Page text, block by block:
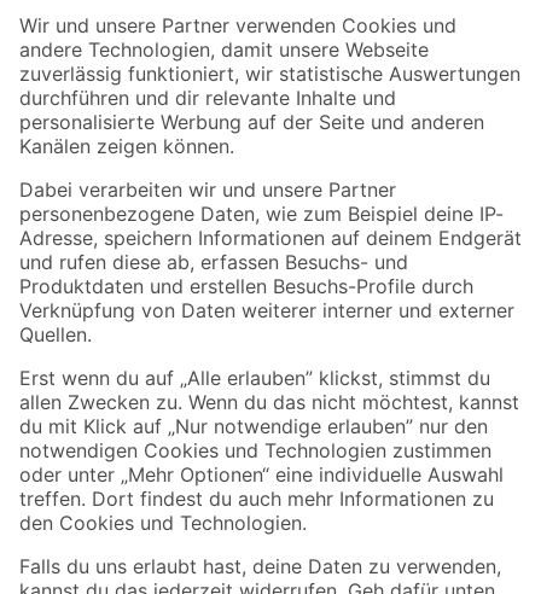
Der toom Newsletter: Keine Angebote und Aktionen mehr verpassen!
Zur Newsletter Anmeldung
Folge uns
Zahlungsarten Versandarten
Sicher einkaufen
Jetzt die toom-App herunterladen